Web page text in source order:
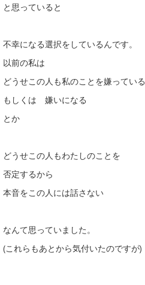
と思っていると
不幸になる選択をしているんです。
以前の私は
どうせこの人も私のことを嫌っている
もしくは 嫌いになる
とか
どうせこの人もわたしのことを
否定するから
本音をこの人には話さない
なんて思っていました。
(これらもあとから気付いたのですが)